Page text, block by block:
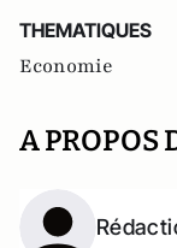
THEMATIQUES
Economie
A PROPOS